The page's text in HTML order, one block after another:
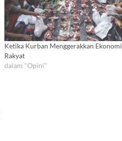
Ketika Kurban Menggerakkan Ekonomi
Rakyat
dalam "Opini"